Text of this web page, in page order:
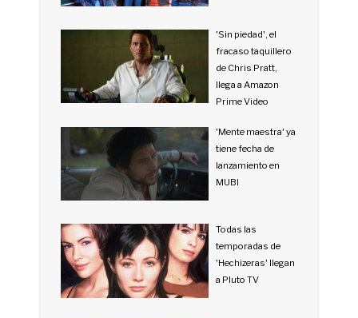
'Sin piedad', el
fracaso taquillero
de Chris Pratt,
llega a Amazon
Prime Video
'Mente maestra' ya
tiene fecha de
lanzamiento en
MUBI
Todas las
temporadas de
'Hechizeras' llegan
a Pluto TV